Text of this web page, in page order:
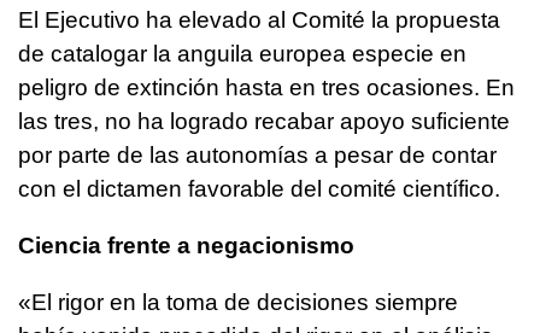
El Ejecutivo ha elevado al Comité la propuesta
de catalogar la anguila europea especie en
peligro de extinción hasta en tres ocasiones. En
las tres, no ha logrado recabar apoyo suficiente
por parte de las autonomías a pesar de contar
con el dictamen favorable del comité científico.
Ciencia frente a negacionismo
«El rigor en la toma de decisiones siempre